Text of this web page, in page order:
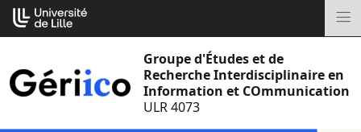
Aller
au
Groupe d'Études et de
Recherche Interdisciplinaire en
Information et COmmunication
ULR 4073
Cookies management panel